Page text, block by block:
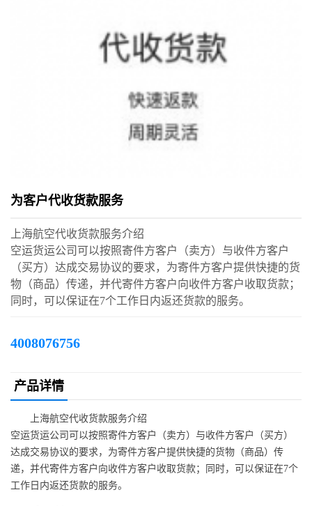
为客户代收货款服务
上海航空代收货款服务介绍
空运货运公司可以按照寄件方客户（卖方）与收件方客户
（买方）达成交易协议的要求，为寄件方客户提供快捷的货
物（商品）传递，并代寄件方客户向收件方客户收取货款；
同时，可以保证在7个工作日内返还货款的服务。
4008076756
产品详情
上海航空代收货款服务介绍
空运货运公司可以按照寄件方客户（卖方）与收件方客户（买方）
达成交易协议的要求，为寄件方客户提供快捷的货物（商品）传
递，并代寄件方客户向收件方客户收取货款；同时，可以保证在7个
工作日内返还货款的服务。